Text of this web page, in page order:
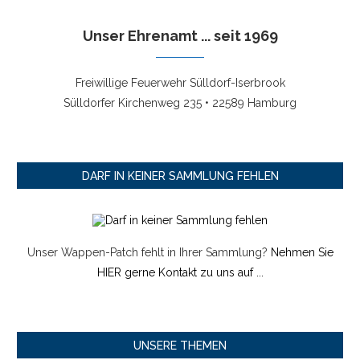
Unser Ehrenamt ... seit 1969
Freiwillige Feuerwehr Sülldorf-Iserbrook
Sülldorfer Kirchenweg 235 • 22589 Hamburg
DARF IN KEINER SAMMLUNG FEHLEN
Unser Wappen-Patch fehlt in Ihrer Sammlung? Nehmen Sie
HIER gerne Kontakt zu uns auf ...
UNSERE THEMEN